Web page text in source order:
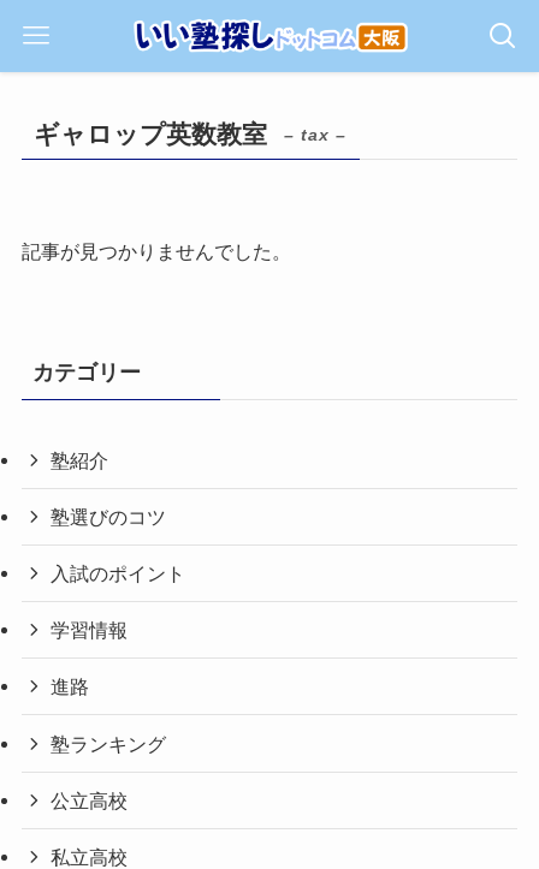
ギャロップ英数教室 – tax –
記事が見つかりませんでした。
カテゴリー
塾紹介
塾選びのコツ
入試のポイント
学習情報
進路
塾ランキング
公立高校
私立高校